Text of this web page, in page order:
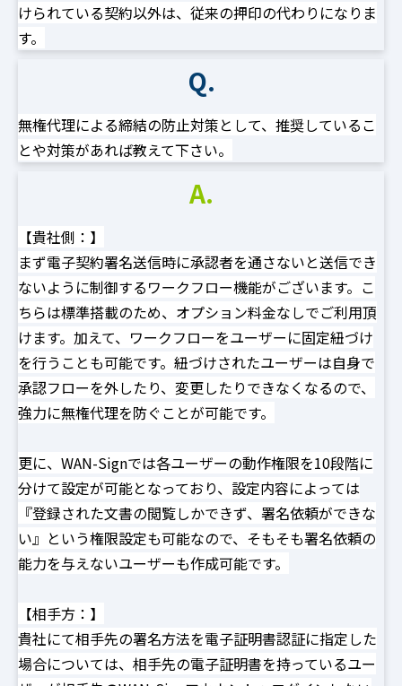
けられている契約以外は、従来の押印の代わりになりま
す。
Q.
無権代理による締結の防止対策として、推奨しているこ
とや対策があれば教えて下さい。
A.
【貴社側：】
まず電子契約署名送信時に承認者を通さないと送信でき
ないように制御するワークフロー機能がございます。こ
ちらは標準搭載のため、オプション料金なしでご利用頂
けます。加えて、ワークフローをユーザーに固定紐づけ
を行うことも可能です。紐づけされたユーザーは自身で
承認フローを外したり、変更したりできなくなるので、
強力に無権代理を防ぐことが可能です。
更に、WAN-Signでは各ユーザーの動作権限を10段階に
分けて設定が可能となっており、設定内容によっては
『登録された文書の閲覧しかできず、署名依頼ができな
い』という権限設定も可能なので、そもそも署名依頼の
能力を与えないユーザーも作成可能です。
【相手方：】
貴社にて相手先の署名方法を電子証明書認証に指定した
場合については、相手先の電子証明書を持っているユー